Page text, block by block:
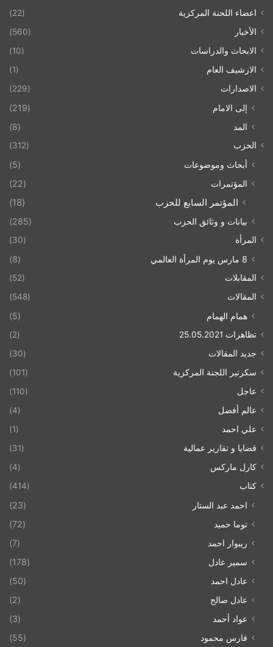
اعضاء اللحنة المركزية
(22)
الأخبار
(560)
الابحاث والدراسات
(10)
الارشيف العام
(1)
الاصدارات
(229)
إلى الامام
(219)
المد
(8)
الحزب (312)
أبحاث وموضوعات
(5)
المؤتمرات
(22)
المؤتمر السابع للحزب (18)
بيانات و وثائق الحزب (285)
المرأة (30)
8 مارس يوم المرأة العالمي (8)
المقابلات
(52)
المقالات
(548)
همام الهمام (5)
تظاهرات 25.05.2021
(2)
جديد المقالات
(30)
سكرتير اللجنة المركزية
(101)
عاجل
(110)
عالم أفضل
(4)
علي احمد
(1)
قضايا و تقارير عمالية
(31)
كارل ماركس
(4)
كتاب
(414)
احمد عبد الستار
(23)
توما حميد
(72)
ريبوار احمد
(7)
سمير عادل
(178)
عادل احمد
(50)
عادل صالح
(2)
عواد أحمد
(3)
فارس محمود
(55)